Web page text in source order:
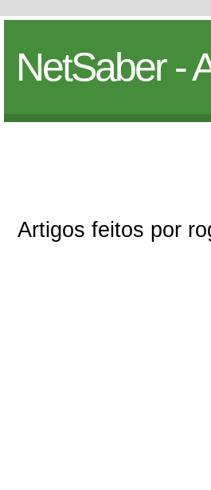
NetSaber -
Artigos feitos por